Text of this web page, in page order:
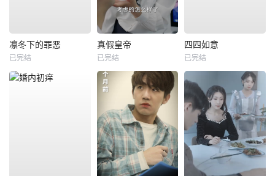
凛冬下的罪恶
已完结
真假皇帝
已完结
四四如意
已完结